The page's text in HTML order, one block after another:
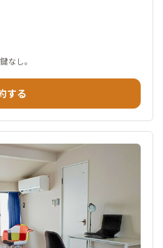
なし。
する